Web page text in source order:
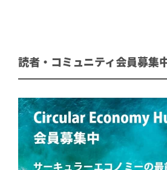
読者・コミュニティ会員募集